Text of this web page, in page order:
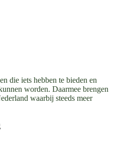
die iets hebben te bieden en
worden. Daarmee brengen
waarbij steeds meer